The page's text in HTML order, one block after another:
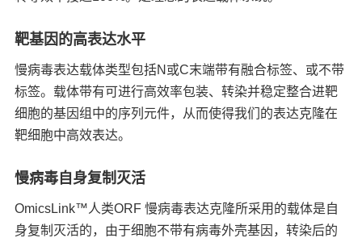
靶基因的高表达水平
慢病毒表达载体类型包括N或C末端带有融合标签、或不带
标签。载体带有可进行高效率包装、转染并稳定整合进靶
细胞的基因组中的序列元件，从而使得我们的表达克隆在
靶细胞中高效表达。
慢病毒自身复制灭活
OmicsLink™人类ORF 慢病毒表达克隆所采用的载体是自
身复制灭活的，由于细胞不带有病毒外壳基因，转染后的